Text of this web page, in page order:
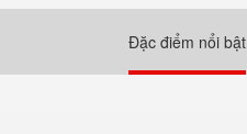
Đặc điểm nổi bật